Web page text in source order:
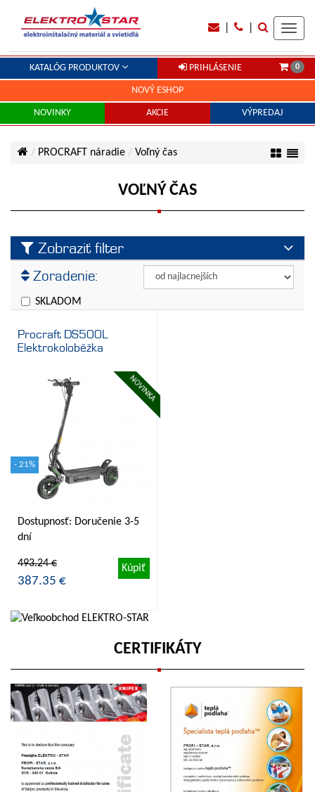
KATALÓG PRODUKTOV PRIHLÁSENIE 0
NOVÝ ESHOP
NOVINKY AKCIE VÝPREDAJ
PROCRAFT náradie Voľný čas
VOĽNÝ ČAS
Zobraziť filter
Výrobca
Cena
PROCRAFT
Zoradenie:
SKLADOM
Procraft DS500L
Elektrokoloběžka
NOVINKA
- 21%
Dostupnosť: Doručenie 3-5
dní
493.24 €
387.35 €
Kúpiť
CERTIFIKÁTY